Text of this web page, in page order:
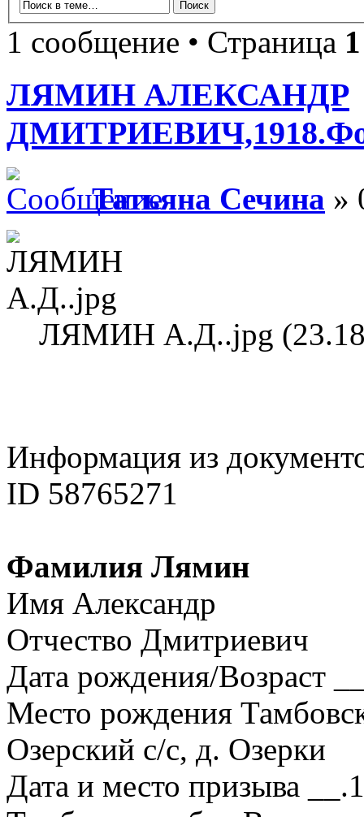
1 сообщение • Страница 1
ЛЯМИН АЛЕКСАНДР
Татьяна Сечина »
ЛЯМИН А.Д..jpg (23.18
Информация из
ID 58765271
Фамилия Лямин
Имя Александр
Отчество Дмитриевич
Дата рождения/Возраст
Место рождения
Озерский с/с, д. Озерки
Дата и место призыва